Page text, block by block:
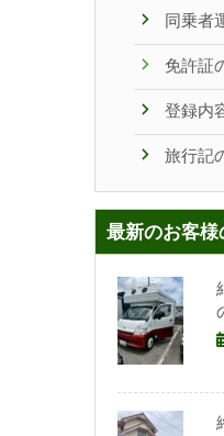
同乗者
免許証
登録内
旅行記
最新のお客